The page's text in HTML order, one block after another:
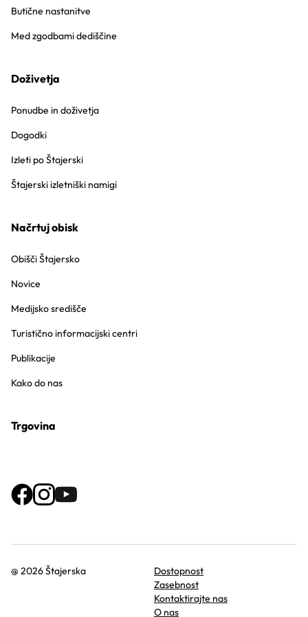
Butične nastanitve
Med zgodbami dediščine
Doživetja
Ponudbe in doživetja
Dogodki
Izleti po Štajerski
Štajerski izletniški namigi
Načrtuj obisk
Obišči Štajersko
Novice
Medijsko središče
Turistično informacijski centri
Publikacije
Kako do nas
Trgovina
@ 2026 Štajerska
Dostopnost
Zasebnost
Kontaktirajte nas
O nas